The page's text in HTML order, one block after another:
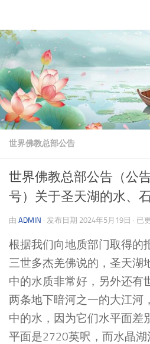
世界佛教总部公告
世界佛教总部公告（公
号）关于圣天湖的水、
由 ADMIN · 发布日期 2024年5月19日 · 已
根据我们向地质部门取得的
三世多杰羌佛说的，圣天湖
中的水质非常好，另外还有
两条地下暗河之一的大江河
中的水，因为它们水平面差
平面是2720英呎，而水晶